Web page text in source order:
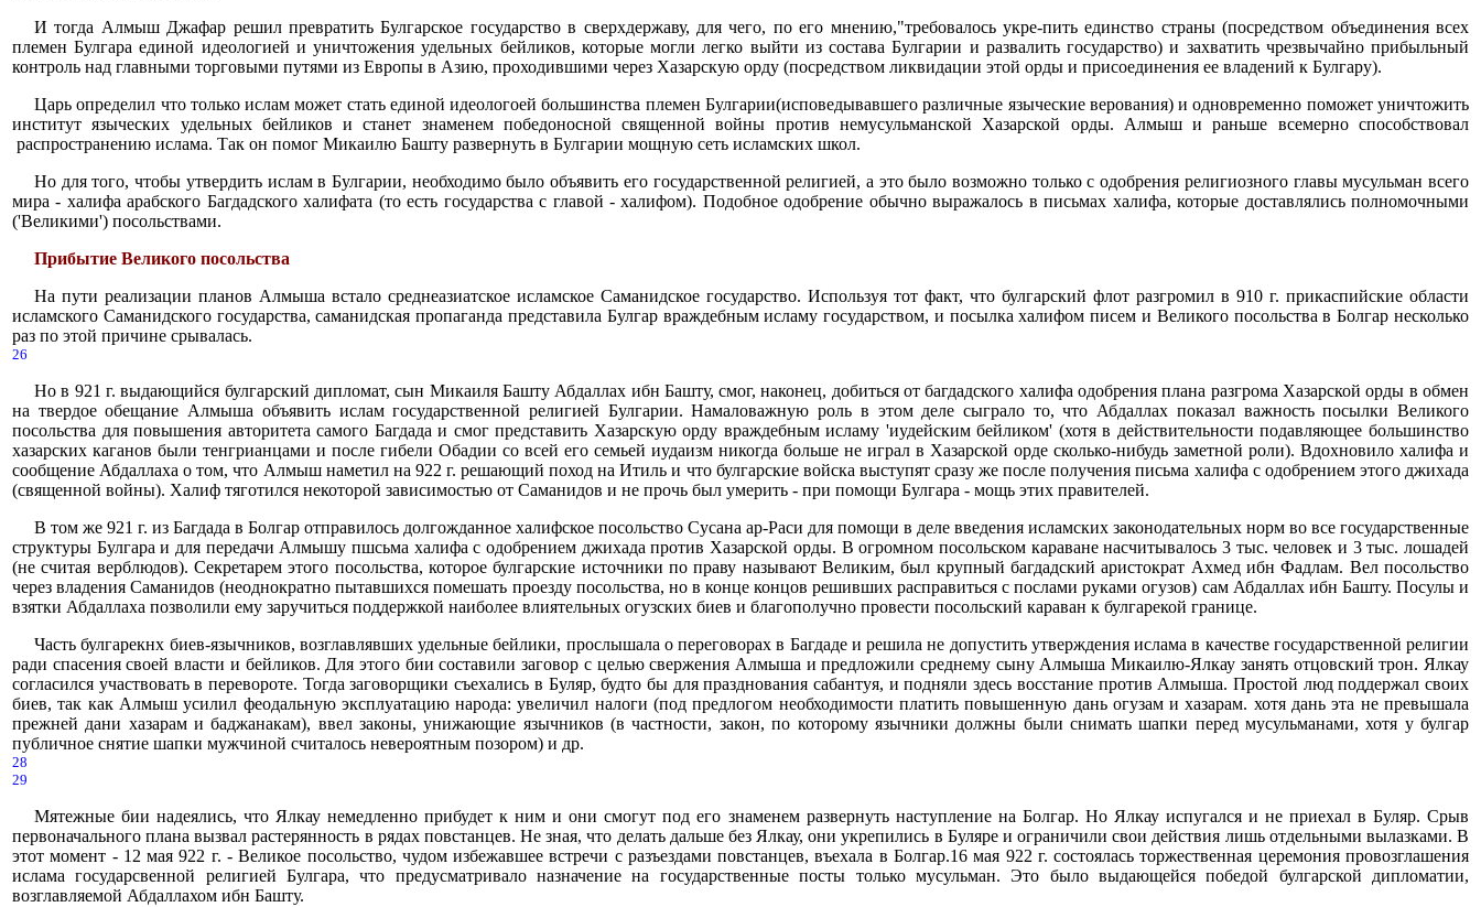
И тогда Алмыш Джафар решил превратить Булгарское государство в сверхдержаву, для чего, по его мнению,"требовалось укре-пить единство страны (посредством объединения всех
племен Булгара единой идеологией и уничтожения удельных бейликов, которые могли легко выйти из состава Булгарии и развалить государство) и захватить чрезвычайно прибыльный
контроль над главными торговыми путями из Европы в Азию, проходившими через Хазарскую орду (посредством ликвидации этой орды и присоединения ее владений к Булгару).
Царь определил что только ислам может стать единой идеологоей большинства племен Булгарии(исповедывавшего различные языческие верования) и одновременно поможет уничтожить
институт языческих удельных бейликов и станет знаменем победоносной священной войны против немусульманской Хазарской орды. Алмыш и раньше всемерно способствовал
распространению ислама. Так он помог Микаилю Башту развернуть в Булгарии мощную сеть исламских школ.
Но для того, чтобы утвердить ислам в Булгарии, необходимо было объявить его государственной религией, а это было возможно только с одобрения религиозного главы мусульман всего
мира - халифа арабского Багдадского халифата (то есть государства с главой - халифом). Подобное одобрение обычно выражалось в письмах халифа, которые доставлялись полномочными
('Великими') посольствами.
Прибытие Великого посольства
На пути реализации планов Алмыша встало среднеазиатское исламское Саманидское государство. Используя тот факт, что булгарский флот разгромил в 910 г. прикаспийские области
исламского Саманидского государства, саманидская пропаганда представила Булгар враждебным исламу государством, и посылка халифом писем и Великого посольства в Болгар несколько
раз по этой причине срывалась.
26
Но в 921 г. выдающийся булгарский дипломат, сын Микаиля Башту Абдаллах ибн Башту, смог, наконец, добиться от багдадского халифа одобрения плана разгрома Хазарской орды в обмен
на твердое обещание Алмыша объявить ислам государственной религией Булгарии. Намаловажную роль в этом деле сыграло то, что Абдаллах показал важность посылки Великого
посольства для повышения авторитета самого Багдада и смог представить Хазарскую орду враждебным исламу 'иудейским бейликом' (хотя в действительности подавляющее большинство
хазарских каганов были тенгрианцами и после гибели Обадии со всей его семьей иудаизм никогда больше не играл в Хазарской орде сколько-нибудь заметной роли). Вдохновило халифа и
сообщение Абдаллаха о том, что Алмыш наметил на 922 г. решающий поход на Итиль и что булгарские войска выступят сразу же после получения письма халифа с одобрением этого джихада
(священной войны). Халиф тяготился некоторой зависимостью от Саманидов и не прочь был умерить - при помощи Булгара - мощь этих правителей.
В том же 921 г. из Багдада в Болгар отправилось долгожданное халифское посольство Сусана ар-Раси для помощи в деле введения исламских законодательных норм во все государственные
структуры Булгара и для передачи Алмышу пшсьма халифа с одобрением джихада против Хазарской орды. В огромном посольском караване насчитывалось 3 тыс. человек и 3 тыс. лошадей
(не считая верблюдов). Секретарем этого посольства, которое булгарские источники по праву называют Великим, был крупный багдадский аристократ Ахмед ибн Фадлам. Вел посольство
через владения Саманидов (неоднократно пытавшихся помешать проезду посольства, но в конце концов решивших расправиться с послами руками огузов) сам Абдаллах ибн Башту. Посулы и
взятки Абдаллаха позволили ему заручиться поддержкой наиболее влиятельных огузских биев и благополучно провести посольский караван к булгарекой границе.
Часть булгарекнх биев-язычников, возглавлявших удельные бейлики, прослышала о переговорах в Багдаде и решила не допустить утверждения ислама в качестве государственной религии
ради спасения своей власти и бейликов. Для этого бии составили заговор с целью свержения Алмыша и предложили среднему сыну Алмыша Микаилю-Ялкау занять отцовский трон. Ялкау
согласился участвовать в перевороте. Тогда заговорщики съехались в Буляр, будто бы для празднования сабантуя, и подняли здесь восстание против Алмыша. Простой люд поддержал своих
биев, так как Алмыш усилил феодальную эксплуатацию народа: увеличил налоги (под предлогом необходимости платить повышенную дань огузам и хазарам. хотя дань эта не превышала
прежней дани хазарам и баджанакам), ввел законы, унижающие язычников (в частности, закон, по которому язычники должны были снимать шапки перед мусульманами, хотя у булгар
публичное снятие шапки мужчиной считалось невероятным позором) и др.
28
29
Мятежные бии надеялись, что Ялкау немедленно прибудет к ним и они смогут под его знаменем развернуть наступление на Болгар. Но Ялкау испугался и не приехал в Буляр. Срыв
первоначального плана вызвал растерянность в рядах повстанцев. Не зная, что делать дальше без Ялкау, они укрепились в Буляре и ограничили свои действия лишь отдельными вылазками. В
этот момент - 12 мая 922 г. - Великое посольство, чудом избежавшее встречи с разъездами повстанцев, въехала в Болгар.16 мая 922 г. состоялась торжественная церемония провозглашения
ислама государсвенной религией Булгара, что предусматривало назначение на государственные посты только мусульман. Это было выдающейся победой булгарской дипломатии,
возглавляемой Абдаллахом ибн Башту.